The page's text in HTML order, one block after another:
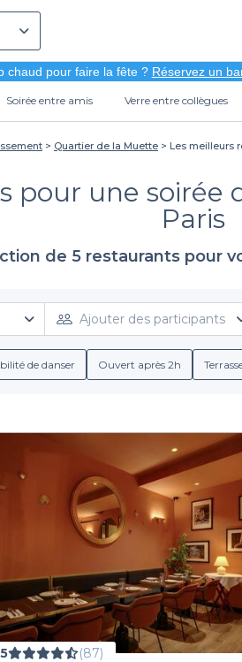
chaud pour faire la fête ? Réservez un
Soirée entre amis Verre entre collègues
Quartier de la Muette Les meilleurs
pour une soirée
Paris
de 5 restaurants pour
Ajouter des participants
de danser Ouvert après 2h
(87)